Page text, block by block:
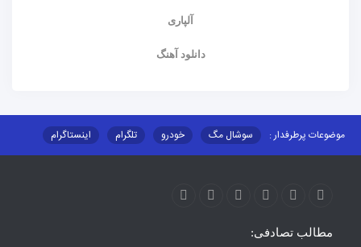
آلپاری
دانلود آهنگ
موضوعات پرطرفدار : سوشال مگ خودرو تلگرام
اینستاگرام
مطالب تصادفی: